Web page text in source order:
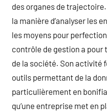
des organes de
la manière d’analyser les
les moyens pour
contrôle de gestion a pour
de la société. Son activité
outils permettant de la
particulièrement en
qu’une entreprise met en